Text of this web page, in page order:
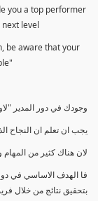
you a top performer
level
be aware that your
وجودك في دور المدير
يجب ان تعلم ان النجاح
لان هناك كثير من
فا الهدف الاساسي في
بتحقيق نتائج من خلال